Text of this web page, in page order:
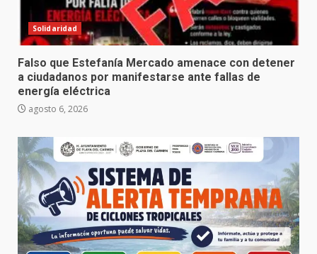
Solidaridad
Falso que Estefanía Mercado amenace con detener
a ciudadanos por manifestarse ante fallas de
energía eléctrica
agosto 6, 2026